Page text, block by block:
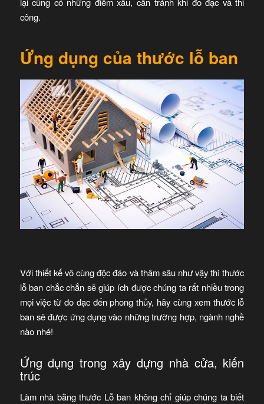
công.
Ứng dụng của thước lỗ ban
Với thiết kế vô cùng độc đáo và thâm sâu như vậy thì thước
lỗ ban chắc chắn sẽ giúp ích được chúng ta rất nhiều trong
mọi việc từ đo đạc đến phong thủy, hãy cùng xem thước lỗ
ban sẽ được ứng dụng vào những trường hợp, ngành nghề
nào nhé!
Ứng dụng trong xây dựng nhà cửa, kiến
trúc
Làm nhà bằng thước Lỗ ban không chỉ giúp chúng ta biết